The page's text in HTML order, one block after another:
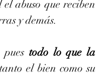
abuso que reciben
y demás.
todo lo que la
el bien como su